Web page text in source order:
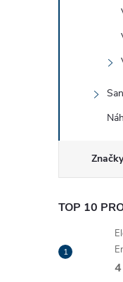
Značky
TOP 10